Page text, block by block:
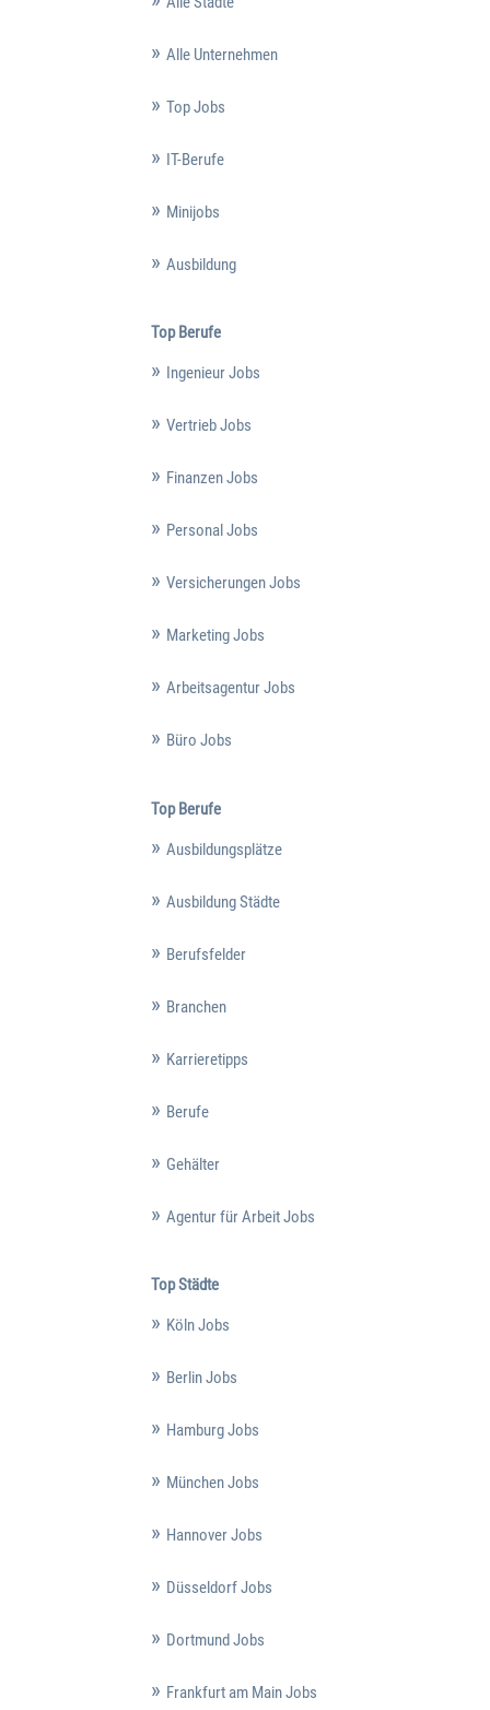
Alle Unternehmen
Top Jobs
IT-Berufe
Minijobs
Ausbildung
Top Berufe
Ingenieur Jobs
Vertrieb Jobs
Finanzen Jobs
Personal Jobs
Versicherungen Jobs
Marketing Jobs
Arbeitsagentur Jobs
Büro Jobs
Top Berufe
Ausbildungsplätze
Ausbildung Städte
Berufsfelder
Branchen
Karrieretipps
Berufe
Gehälter
Agentur für Arbeit Jobs
Top Städte
Köln Jobs
Berlin Jobs
Hamburg Jobs
München Jobs
Hannover Jobs
Düsseldorf Jobs
Dortmund Jobs
Frankfurt am Main Jobs